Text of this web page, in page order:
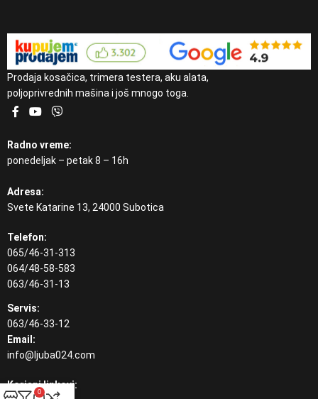
Prodaja kosačica, trimera testera, aku alata,
poljoprivrednih mašina i još mnogo toga.
Radno vreme:
ponedeljak – petak 8 – 16h
Adresa:
Svete Katarine 13, 24000 Subotica
Telefon:
065/46-31-313
064/48-58-583
063/46-31-13
Servis:
063/46-33-12
Email:
info@ljuba024.com
Korisni linkovi:
0